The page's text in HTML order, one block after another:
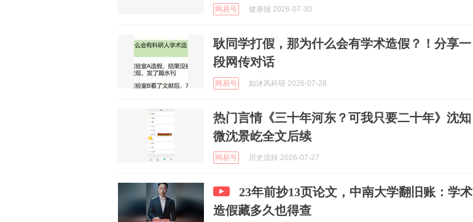
网易号 健康报 2026-07-30
耿同学打假，那为什么会有学术造假？！分享一
段网传对话
网易号 如沐风科研 2026-07-28
热门言情《三十年河东？可我只要二十年》沈知
微沈景屹全文后续
网易号 历史流转 2026-07-27
23年前抄13页论文，中南大学翻旧账：学术
造假藏多久也得查